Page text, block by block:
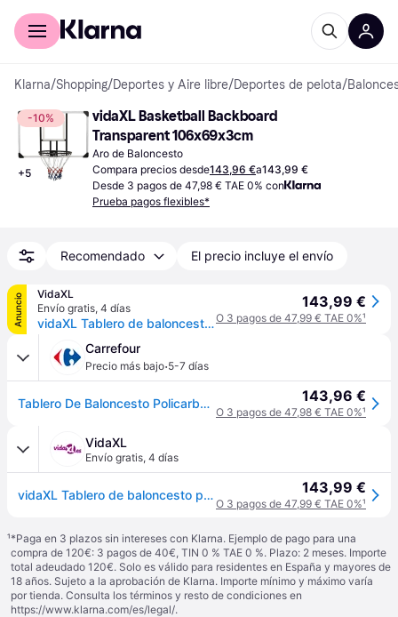
Comprar con Klarna
Klarna/Shopping/Deportes y Aire libre/Deportes de pelota/
-10%
+5
vidaXL Basketball Backboard
Transparent 106x69x3cm
Aro de Baloncesto
Compara precios desde143,96 €a143,99 €
Desde 3 pagos de 47,98 € TAE 0% con
Prueba pagos flexibles*
Recomendado El precio incluye el envío
Anuncio
VidaXL
Envío gratis, 4 días
vidaXL Tablero de baloncesto policarbonato transparente 106x69x3 cm - Transparente
143,99 €
O 3 pagos de 47,99 € TAE 0%¹
Carrefour
Precio más bajo·5-7 días
Tablero De Baloncesto Policarbonato Transparente 106x69x3 Cm Vidaxl 143,96 €
O 3 pagos de 47,98 € TAE 0%¹
VidaXL
Envío gratis, 4 días
vidaXL Tablero de baloncesto policarbonato transparente 106x69x3 cm - Transparente 143,99 €
O 3 pagos de 47,99 € TAE 0%¹
¹*Paga en 3 plazos sin intereses con Klarna. Ejemplo de pago para una
compra de 120€: 3 pagos de 40€, TIN 0 % TAE 0 %. Plazo: 2 meses. Importe
total adeudado 120€. Solo es válido para residentes en España y mayores de
18 años. Sujeto a la aprobación de Klarna. Importe mínimo y máximo varía
por tienda. Consulta los términos y resto de condiciones en
https://www.klarna.com/es/legal/.